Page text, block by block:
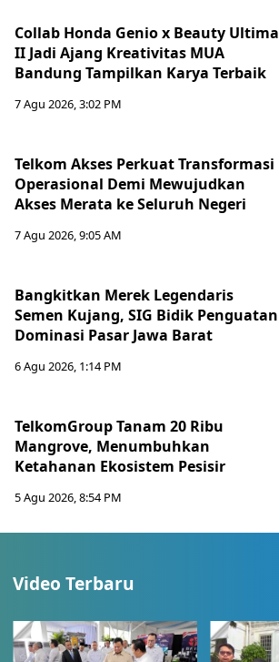
Collab Honda Genio x Beauty Ultima
II Jadi Ajang Kreativitas MUA
Bandung Tampilkan Karya Terbaik
7 Agu 2026, 3:02 PM
Telkom Akses Perkuat Transformasi
Operasional Demi Mewujudkan
Akses Merata ke Seluruh Negeri
7 Agu 2026, 9:05 AM
Bangkitkan Merek Legendaris
Semen Kujang, SIG Bidik Penguatan
Dominasi Pasar Jawa Barat
6 Agu 2026, 1:14 PM
TelkomGroup Tanam 20 Ribu
Mangrove, Menumbuhkan
Ketahanan Ekosistem Pesisir
5 Agu 2026, 8:54 PM
Video Terbaru